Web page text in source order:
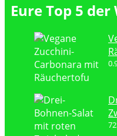
Eure Top 5 der